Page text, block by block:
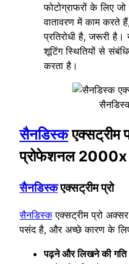
फोटोग्राफरों के लिए
वातावरण में काम करते
प्रतिरोधी है, जरूरी
शूटिंग स्थितियों से
करता है।
सैनडिस्कएक्सट्रीम
प्रोफेशनल 2000x
सैनडिस्कएक्सट्रीम प्रो
सैनडिस्कएक्सट्रीम प्रो
पसंद है, और अच्छे कारण के
पढ़ने और लिखने की गति